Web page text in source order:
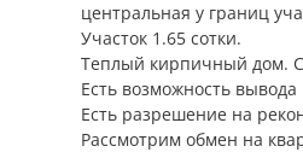
центральная у границ
Участок 1.65 сотки.
Теплый кирпичный дом.
Есть возможность
Есть разрешение на
Рассмотрим обмен на